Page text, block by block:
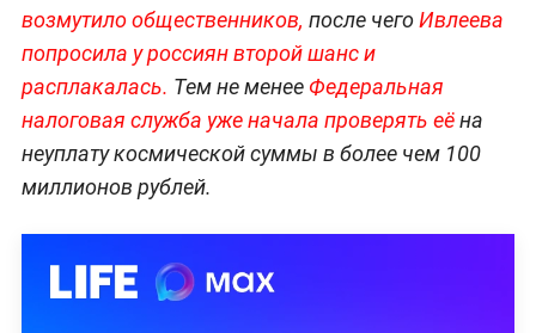
возмутило общественников, после чегоИвлеева
попросила у россиян второй шанс и
расплакалась. Тем не менее Федеральная
налоговая служба уже начала проверять еёна
неуплату космической суммы в более чем 100
миллионов рублей.